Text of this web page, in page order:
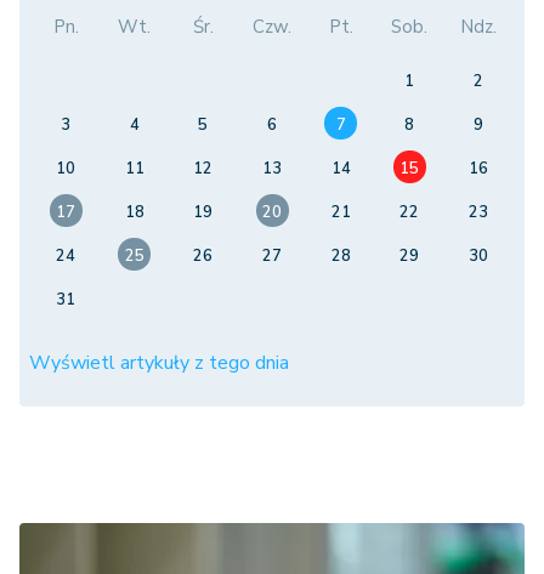
Pn. Wt. Śr. Czw. Pt. Sob. Ndz.
1
2
3
4 5 6 7 8
9
10
11 12 13 14 15
16
17
18 19 20 21 22
23
24
25 26 27 28 29
30
31
Wyświetl artykuły z tego dnia